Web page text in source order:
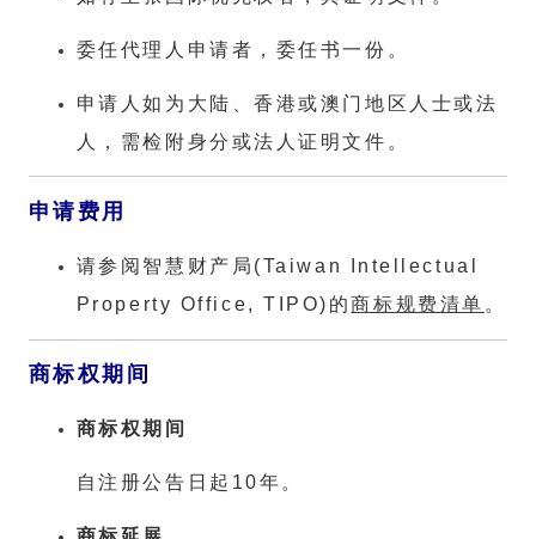
委任代理人申请者，委任书一份。
申请人如为大陆、香港或澳门地区人士或法
人，需检附身分或法人证明文件。
申请费用
请参阅智慧财产局(Taiwan Intellectual
Property Office, TIPO)的商标规费清单 。
商标权期间
商标权期间
自注册公告日起10年。